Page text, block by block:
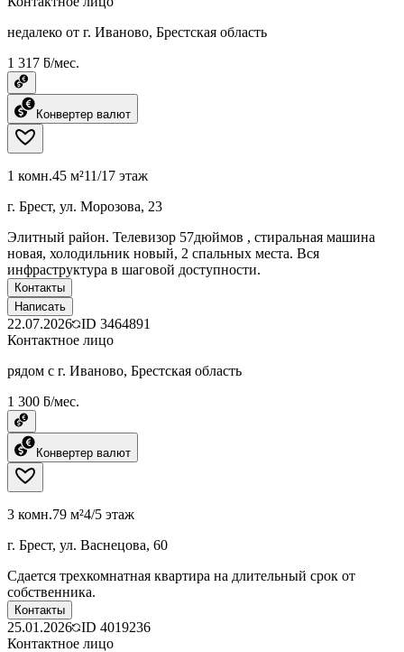
недалеко от г. Иваново, Брестская область
1 317 ƃ/мес.
Конвертер валют
1 комн.45 м²11/17 этаж
г. Брест, ул. Морозова, 23
Элитный район. Телевизор 57дюймов , стиральная машина
новая, холодильник новый, 2 спальных места. Вся
инфраструктура в шаговой доступности.
Контакты
Написать
22.07.2026 ID 3464891
Контактное лицо
рядом с г. Иваново, Брестская область
1 300 ƃ/мес.
Конвертер валют
3 комн.79 м²4/5 этаж
г. Брест, ул. Васнецова, 60
Сдается трехкомнатная квартира на длительный срок от
собственника.
Контакты
25.01.2026 ID 4019236
Контактное лицо